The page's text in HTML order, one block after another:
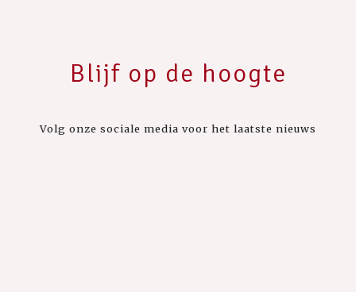
Blijf op de hoogte
Volg onze sociale media voor het laatste nieuws